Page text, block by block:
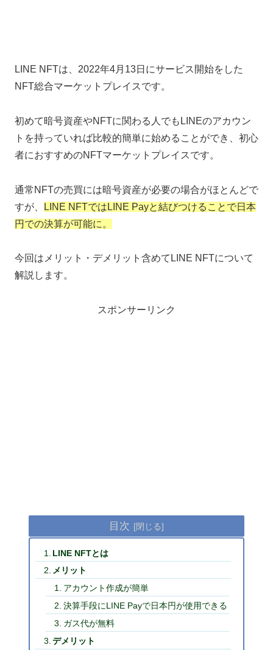
LINE NFTは、2022年4月13日にサービス開始をした
NFT総合マーケットプレイスです。
初めて暗号資産やNFTに関わる人でもLINEのアカウン
トを持っていれば比較的簡単に始めることができ、初心
者におすすめのNFTマーケットプレイスです。
通常NFTの売買には暗号資産が必要の場合がほとんどで
すが、
LINE NFTではLINE Payと結びつけることで日本
円での決算が可能に。
今回はメリット・デメリット含めてLINE NFTについて
解説します。
スポンサーリンク
目次
LINE NFTとは
メリット
アカウント作成が簡単
決算手段にLINE Payで日本円が使用できる
ガス代が無料
デメリット